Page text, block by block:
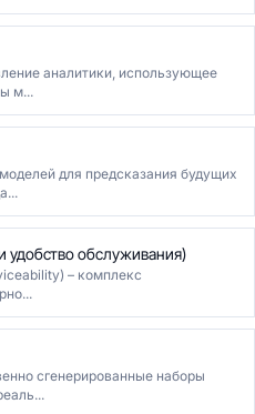
аналитики, использующее
м...
для предсказания будущих
удобство обслуживания)
– комплекс
сгенерированные наборы